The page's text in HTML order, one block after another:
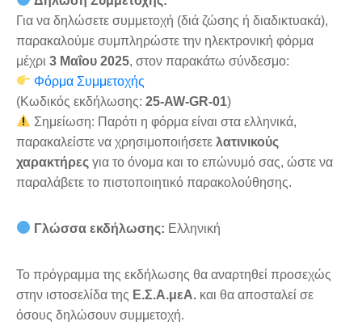
Για να δηλώσετε συμμετοχή (διά ζώσης ή διαδικτυακά),
παρακαλούμε συμπληρώστε την ηλεκτρονική φόρμα
μέχρι 3 Μαΐου 2025, στον παρακάτω σύνδεσμο:
Φόρμα Συμμετοχής
(Κωδικός εκδήλωσης: 25-AW-GR-01)
Σημείωση: Παρότι η φόρμα είναι στα ελληνικά,
παρακαλείστε να χρησιμοποιήσετε λατινικούς
χαρακτήρες για το όνομα και το επώνυμό σας, ώστε να
παραλάβετε το πιστοποιητικό παρακολούθησης.
Γλώσσα εκδήλωσης: Ελληνική
Το πρόγραμμα της εκδήλωσης θα αναρτηθεί προσεχώς
στην ιστοσελίδα της Ε.Σ.Α.μεΑ. και θα αποσταλεί σε
όσους δηλώσουν συμμετοχή.